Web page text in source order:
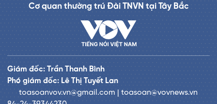
Cơ quan thường trú Đài TNVN tại Tây Bắc
Giám đốc: Trần Thanh Bình
Phó giám đốc: Lê Thị Tuyết Lan
toasoanvov.vn@gmail.com | toasoan@vovnews.vn